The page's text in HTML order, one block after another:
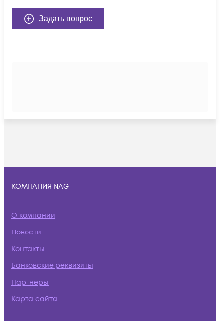
Задать вопрос
КОМПАНИЯ NAG
О компании
Новости
Контакты
Банковские реквизиты
Партнеры
Карта сайта